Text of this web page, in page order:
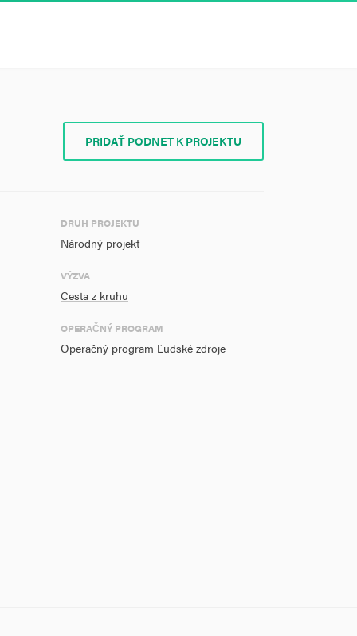
PRIDAŤ PODNET K PROJEKTU
DRUH PROJEKTU
Národný projekt
VÝZVA
Cesta z kruhu
OPERAČNÝ PROGRAM
Operačný program Ľudské zdroje